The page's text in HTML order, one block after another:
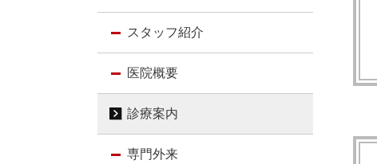
スタッフ紹介
医院概要
診療案内
専門外来